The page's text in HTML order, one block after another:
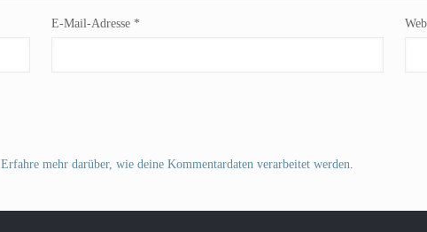
E-Mail-Adresse *
Erfahre mehr darüber, wie deine Kommentardaten verarbeitet werden.